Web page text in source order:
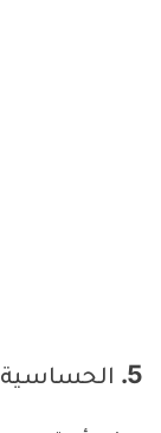
5. الحساسية تجاه بعض الأطعمة